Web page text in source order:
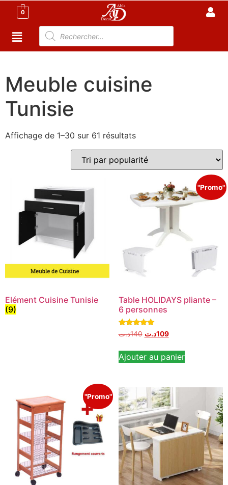
0
Meuble cuisine
Tunisie
Affichage de 1–30 sur 61 résultats
Elément Cuisine Tunisie
(9)
"Promo"
Table HOLIDAYS pliante –
6 personnes
Note
5.00
140د.ت 109د.ت
Ajouter au panier
"Promo"